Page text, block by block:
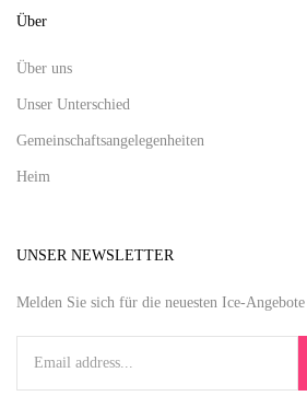
Über
Über uns
Unser Unterschied
Gemeinschaftsangelegenheiten
Heim
UNSER NEWSLETTER
Melden Sie sich für die neuesten Ice-